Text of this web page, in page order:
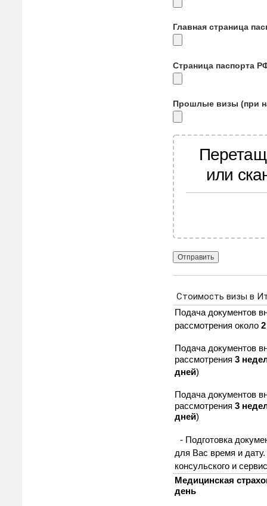
Главная страница
Страница паспорта
Прошлые визы (при
или